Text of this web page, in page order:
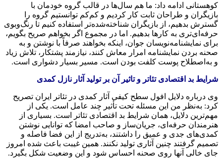
کوهستانی ادامه داد: ما هم سال‌ها در قالب گروه خودمان با
بازیگران و طراحان ثابت کار کردیم و کم‌کم توانستیم گروه را
گسترش بدهیم، از بازیگران شناخته‌شده‌تر استفاده کنیم تا رنگ‌وبوی
حرفه‌ای‌تری به کارها بدهیم. اما در مجموع اگر بخواهم صریح بگویم،
برای نمایشنامه‌نویسان جوان، اینکه بخواهند صرفاً با نوشتن و به
صحنه بردن نمایشنامه امرار معاش کنند، نیازمند پشتکار، تلاش زیاد
و به‌اصطلاح پوست کلفت بودن است. مسیر بسیار دشواری است.
شرایط بد اقتصادی تئاتر و تاثیر آن بر تولید آثار نازل کمدی
وی درباره دلایل افول سطح کیفی آثار کمدی در تئاتر ایران تصریح
کرد: به‌نظر من این مسئله تحت تأثیر چند عامل است. یکی از
مهم‌ترین دلایل، همان شرایط بد اقتصادی تئاتر است. بسیاری از
هنرمندان حرفه‌ای، جریان‌ساز و صاحب امضا که توانایی نوشتن
کمدی‌های جدی و عمیق را داشتند، به‌تدریج از این فضا فاصله و
تصمیم گرفتند چنین آثاری تولید نکنند. همین غیبت باعث شده امروز
جای خالی آنها روی صحنه احساس شود و این وضعیت شکل بگیرد.